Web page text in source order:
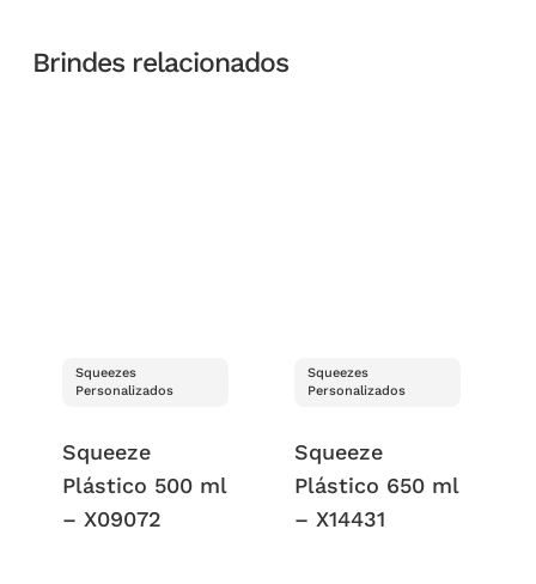
Brindes relacionados
Squeezes
Personalizados
Squeeze
Plástico 500 ml
– X09072
Squeezes
Personalizados
Squeeze
Plástico 650 ml
– X14431